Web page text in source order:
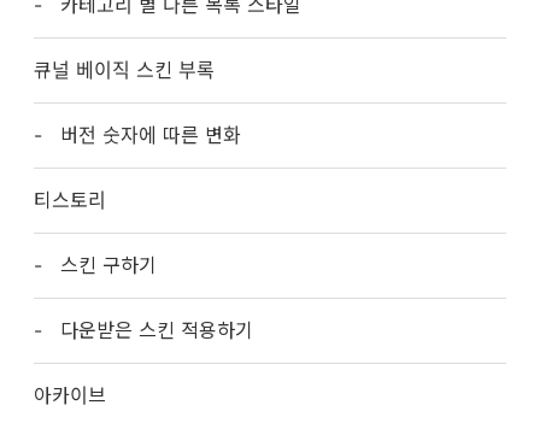
카테고리 별 다른 목록 스타일
큐널 베이직 스킨 부록
버전 숫자에 따른 변화
티스토리
스킨 구하기
다운받은 스킨 적용하기
아카이브